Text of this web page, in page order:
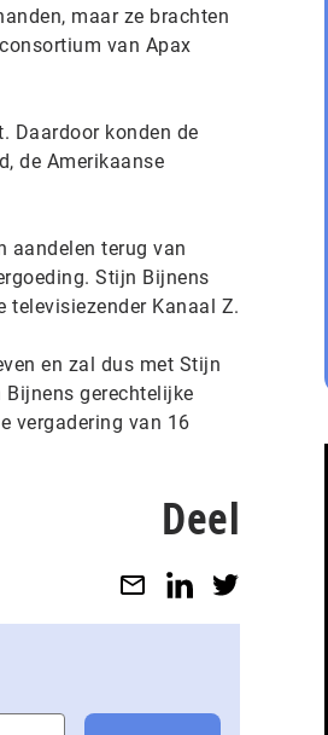
maar ze brachten
van Apax
Daardoor konden de
de Amerikaanse
aandelen terug van
Stijn Bijnens
televisiezender Kanaal Z.
en zal dus met Stijn
gerechtelijke
vergadering van 16
Deel